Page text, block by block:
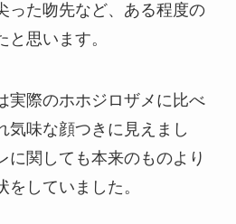
った吻先など、ある程度の
思います。
実際のホホジロザメに比べ
気味な顔つきに見えまし
に関しても本来のものより
していました。